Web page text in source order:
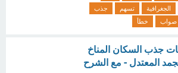
الجغرافية تسهم
جذب
صواب خطأ
جذب السكان المناخ
المعتدل - مع الشرح